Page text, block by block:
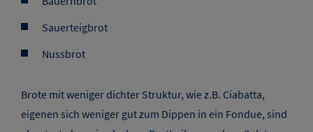
Sauerteigbrot
Nussbrot
Brote mit weniger dichter Struktur, wie z.B. Ciabatta,
eigenen sich weniger gut zum Dippen in ein Fondue, sind